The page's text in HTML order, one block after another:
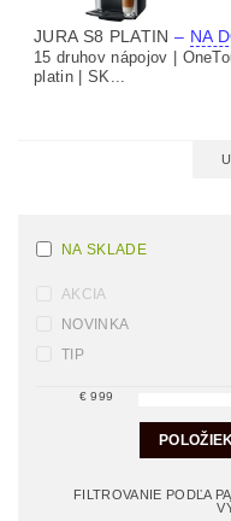
JURA S8 PLATIN – NA
15 druhov nápojov |
platin | SK...
NA SKLADE
AKCIA
NOVINKA
TIP
€999
FILTROVANIE PODĽA